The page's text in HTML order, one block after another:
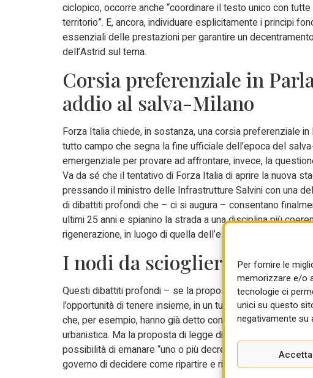
Per fornire le
memorizzare e/o
tecnologie ci
unici su questo
negativamente su
Accetta
ciclopico, occorre anche “coordinare il testo unico con
territorio”. E, ancora, individuare esplicitamente i principi
essenziali delle prestazioni per garantire un
dell’Astrid sul tema.
Corsia preferenziale in
addio al salva-Milano
Forza Italia chiede, in sostanza, una corsia preferenziale
tutto campo che segna la fine ufficiale dell’epoca del
emergenziale per provare ad affrontare, invece, la
Va da sé che il tentativo di Forza Italia di aprire la nuova
pressando il ministro delle Infrastrutture Salvini con una
di dibattiti profondi che – ci si augura – consentano
ultimi 25 anni e spianino la strada a una disciplina più
rigenerazione, in luogo di quella dell’espansione ormai
I nodi da sciogliere
Questi dibattiti profondi – se la proposta sarà capace di
l’opportunità di tenere insieme, in un tutto organico,
che, per esempio, hanno già detto come sarebbe
urbanistica. Ma la proposta di legge di Forza Italia ha
possibilità di emanare “uno o più decreti legislativi”,
governo di decidere come ripartire e riaggregare le varie